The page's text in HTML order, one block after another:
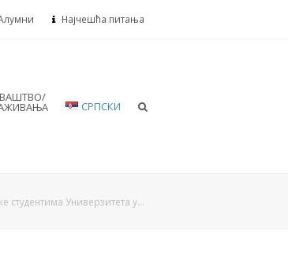
Најчешћа питања
СРПСКИ
Универзитета у…